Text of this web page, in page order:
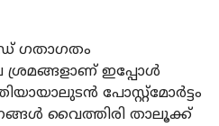
ഗതാഗതം
ശ്രമങ്ങളാണ് ഇപ്പോൾ
പോസ്റ്റ്മോർട്ടം
വൈത്തിരി താലൂക്ക്